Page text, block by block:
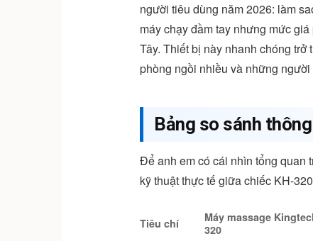
người tiêu dùng năm 2026: làm
máy chạy đầm tay nhưng mức
Tây. Thiết bị này nhanh chóng
phòng ngồi nhiều và những
Bảng so sánh
Để anh em có cái nhìn tổng quan
kỹ thuật thực tế giữa chiếc KH-
Tiêu chí
Máy massage
320